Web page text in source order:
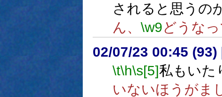
されると思うの
ん、 \w9どうな
02/07/23 00:45 (93)
\t\h\s[5]私もいた
いないほうがま